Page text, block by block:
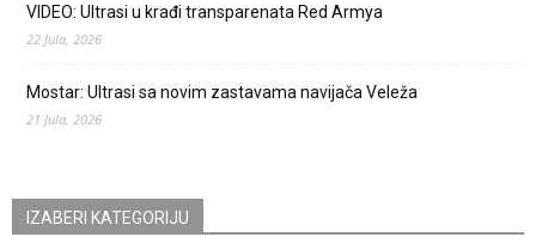
VIDEO: Ultrasi u krađi transparenata Red Armya
22 Jula, 2026
Mostar: Ultrasi sa novim zastavama navijača Veleža
21 Jula, 2026
IZABERI KATEGORIJU